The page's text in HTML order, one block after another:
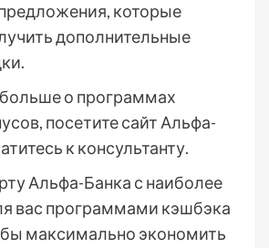
которые
дополнительные
о программах
посетите сайт Альфа-
к консультанту.
Альфа-Банка с наиболее
вас программами кэшбэка
максимально экономить